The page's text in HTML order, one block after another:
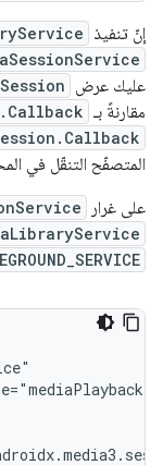
إنّ تنفيذ
عليك عرض
مقارنةً بـ
المتصفّح التنقّل في
على غرار